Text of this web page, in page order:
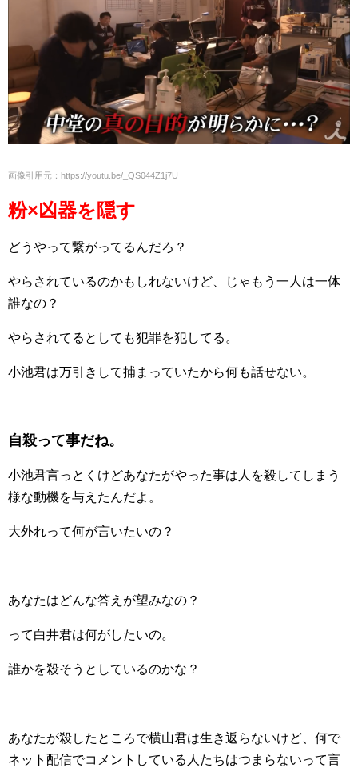
画像引用元：https://youtu.be/_QS044Z1j7U
粉×凶器を隠す
どうやって繋がってるんだろ？
やらされているのかもしれないけど、じゃもう一人は一体
誰なの？
やらされてるとしても犯罪を犯してる。
小池君は万引きして捕まっていたから何も話せない。
自殺って事だね。
小池君言っとくけどあなたがやった事は人を殺してしまう
様な動機を与えたんだよ。
大外れって何が言いたいの？
あなたはどんな答えが望みなの？
って白井君は何がしたいの。
誰かを殺そうとしているのかな？
あなたが殺したところで横山君は生き返らないけど、何で
ネット配信でコメントしている人たちはつまらないって言